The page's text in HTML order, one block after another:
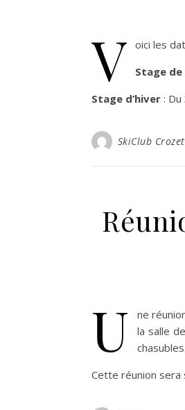
V oici les
Stage de
Stage d’hiver :
SkiClub Crozet
U ne
la salle
chasubles.
Cette réunion sera